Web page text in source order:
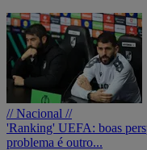
// Nacional //
'Ranking' UEFA: boas
problema é outro...